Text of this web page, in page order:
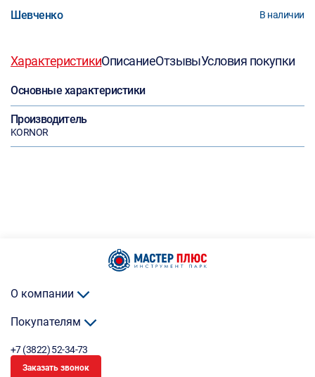
Шевченко В наличии
ХарактеристикиОписаниеОтзывыУсловия покупки
Основные характеристики
Производитель
KORNOR
О компании
Покупателям
+7 (3822) 52-34-73
Заказать звонок